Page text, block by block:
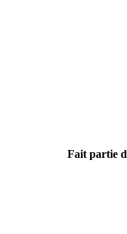
Fait partie